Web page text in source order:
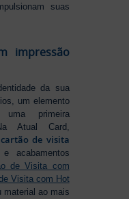
suas
impressão
da sua
um elemento
primeira
Atual Card,
de visita
acabamentos
de Visita com
Visita com Hot
material ao mais